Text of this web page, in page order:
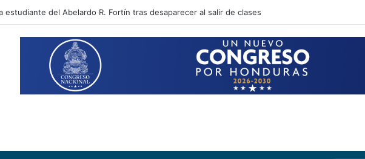
que no tendrán energía este viernes 7 de agosto